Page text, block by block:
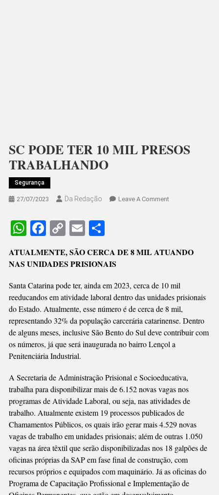
SC PODE TER 10 MIL PRESOS
TRABALHANDO
Segurança
27/07/2023 Da Redação Leave A CommentOn
MIL
WhatsApp
Facebook
Copy
Link
EmailShare
ATUALMENTE, SÃO CERCA DE 8 MIL ATUANDO
NAS UNIDADES PRISIONAIS
Santa Catarina pode ter, ainda em 2023, cerca de 10 mil
reeducandos em atividade laboral dentro das unidades prisionais
do Estado. Atualmente, esse número é de cerca de 8 mil,
representando 32% da população carcerária catarinense. Dentro
de alguns meses, inclusive São Bento do Sul deve contribuir com
os números, já que será inaugurada no bairro Lençol a
Penitenciária Industrial.
A Secretaria de Administração Prisional e Socioeducativa,
trabalha para disponibilizar mais de 6.152 novas vagas nos
programas de Atividade Laboral, ou seja, nas atividades de
trabalho. Atualmente existem 19 processos publicados de
Chamamentos Públicos, os quais irão gerar mais 4.529 novas
vagas de trabalho em unidades prisionais; além de outras 1.050
vagas na área têxtil que serão disponibilizadas nos 18 galpões de
oficinas próprias da SAP em fase final de construção, com
recursos próprios e equipados com maquinário. Já as oficinas do
Programa de Capacitação Profissional e Implementação de